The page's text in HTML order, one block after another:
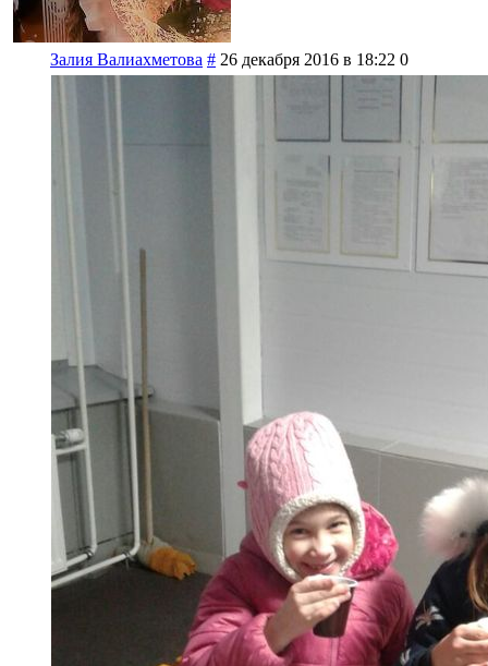
Залия Валиахметова # 26 декабря 2016 в 18:22 0